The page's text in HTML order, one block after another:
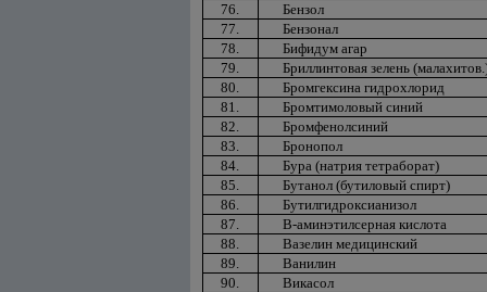
76.
Бензол
77.
Бензонал
78.
Бифидум агар
79.
Бриллинтовая зелень
80.
Бромгексина гидрохлорид
81.
Бромтимоловый синий
82.
Бромфенолсиний
83.
Бронопол
84.
Бура (натрия тетраборат)
85.
Бутанол (бутиловый спирт)
86.
Бутилгидроксианизол
87.
В-аминэтилсерная кислота
88.
Вазелин медицинский
89.
Ванилин
90.
Викасол